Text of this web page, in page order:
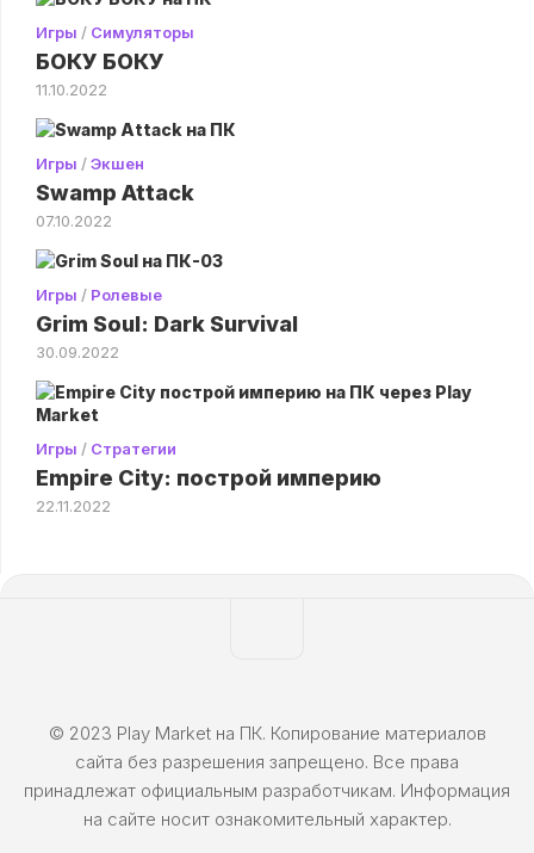
Игры / Симуляторы
БОКУ БОКУ
11.10.2022
Игры /Экшен
Swamp Attack
07.10.2022
Игры / Ролевые
Grim Soul: Dark Survival
30.09.2022
Игры / Стратегии
Empire City: построй империю
22.11.2022
© 2023 Play Market на ПК. Копирование материалов
сайта без разрешения запрещено. Все права
принадлежат официальным разработчикам. Информация
на сайте носит ознакомительный характер.